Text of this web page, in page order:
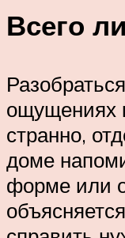
Всего
ощущениях
странно,
доме
форме или